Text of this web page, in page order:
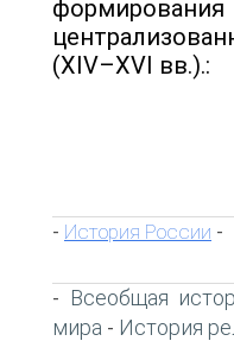
(XIV–XVI вв.).:
- История России -
- Всеобщая
мира - История